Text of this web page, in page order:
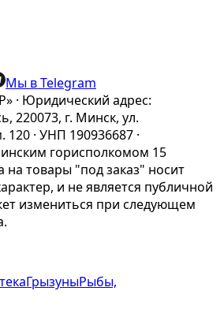
Мы в Telegram
· Юридический адрес:
220073, г. Минск, ул.
· УНП 190936687 ·
горисполкомом 15
на товары "под заказ" носит
и не является публичной
измениться при следующем
ГрызуныРыбы,